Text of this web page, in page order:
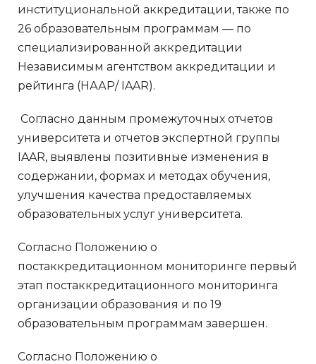
институциональной аккредитации, также по
26 образовательным программам — по
специализированной аккредитации
Независимым агентством аккредитации и
рейтинга (НААР/ IAAR).
Согласно данным промежуточных отчетов
университета и отчетов экспертной группы
IAAR, выявлены позитивные изменения в
содержании, формах и методах обучения,
улучшения качества предоставляемых
образовательных услуг университета.
Согласно Положению о
постаккредитационном мониторинге первый
этап постаккредитационного мониторинга
организации образования и по 19
образовательным программам завершен.
Согласно Положению о